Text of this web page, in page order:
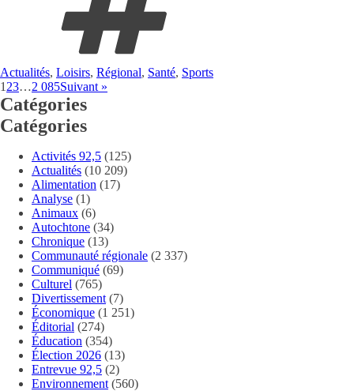
Actualités, Loisirs, Régional, Santé, Sports
1 23…2 085Suivant »
Catégories
Catégories
Activités 92,5 (125)
Actualités (10 209)
Alimentation (17)
Analyse (1)
Animaux (6)
Autochtone (34)
Chronique (13)
Communauté régionale (2 337)
Communiqué (69)
Culturel (765)
Divertissement (7)
Économique (1 251)
Éditorial (274)
Éducation (354)
Élection 2026 (13)
Entrevue 92,5 (2)
Environnement (560)